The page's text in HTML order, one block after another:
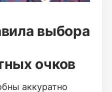
выбора
очков
аккуратно